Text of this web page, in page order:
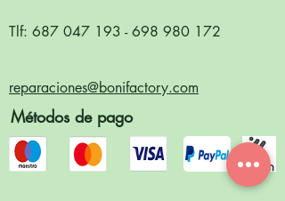
Tlf: 687 047 193 -698 980 172
reparaciones@bonifactory.com
Métodos de pago